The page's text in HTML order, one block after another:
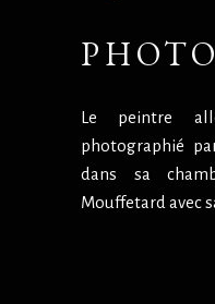
Le peintre
photographié
dans sa
Mouffetard avec